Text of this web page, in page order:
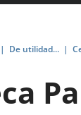
De utilidad...